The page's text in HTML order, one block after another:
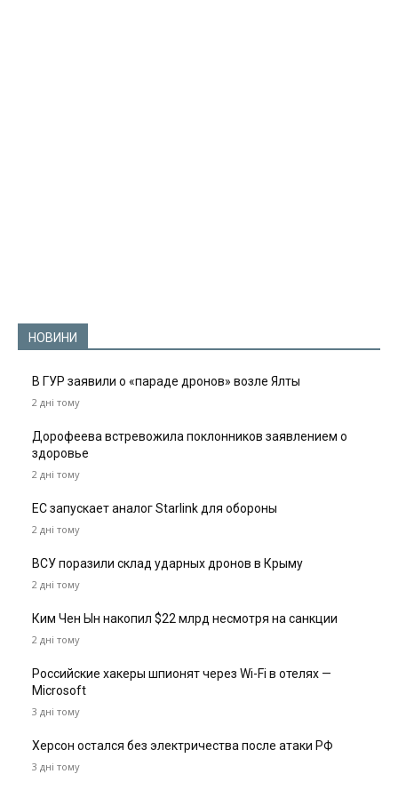
НОВИНИ
В ГУР заявили о «параде дронов» возле Ялты
2 дні тому
Дорофеева встревожила поклонников заявлением о
здоровье
2 дні тому
ЕС запускает аналог Starlink для обороны
2 дні тому
ВСУ поразили склад ударных дронов в Крыму
2 дні тому
Ким Чен Ын накопил $22 млрд несмотря на санкции
2 дні тому
Российские хакеры шпионят через Wi-Fi в отелях —
Microsoft
3 дні тому
Херсон остался без электричества после атаки РФ
3 дні тому